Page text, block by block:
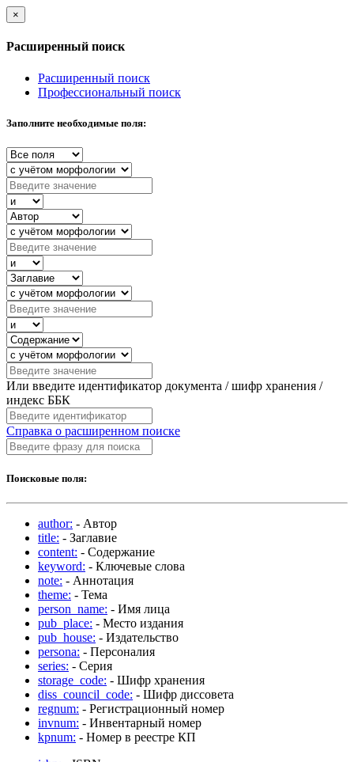
×
Расширенный поиск
Расширенный поиск
Профессиональный поиск
Заполните необходимые поля:
Или введите идентификатор документа / шифр хранения /
индекс ББК
Справка о расширенном поиске
Поисковые поля:
author: - Автор
title: - Заглавие
content: - Содержание
keyword: - Ключевые слова
note: - Аннотация
theme: - Тема
person_name: - Имя лица
pub_place: - Место издания
pub_house: - Издательство
persona: - Персоналия
series: - Серия
storage_code: - Шифр хранения
diss_council_code: - Шифр диссовета
regnum: - Регистрационный номер
invnum: - Инвентарный номер
kpnum: - Номер в реестре КП